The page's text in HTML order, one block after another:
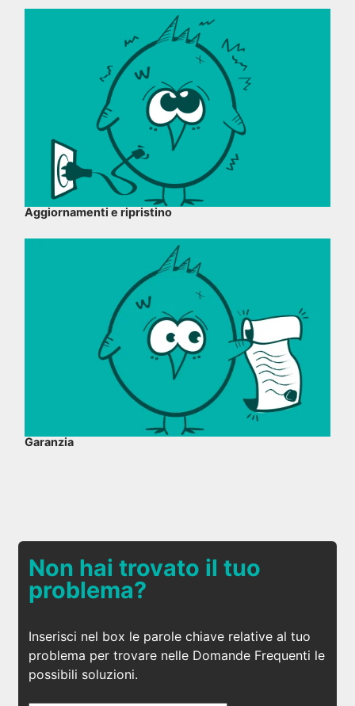
Aggiornamenti e ripristino
Garanzia
Non hai trovato il tuo
problema?
Inserisci nel box le parole chiave relative al tuo
problema per trovare nelle Domande Frequenti le
possibili soluzioni.